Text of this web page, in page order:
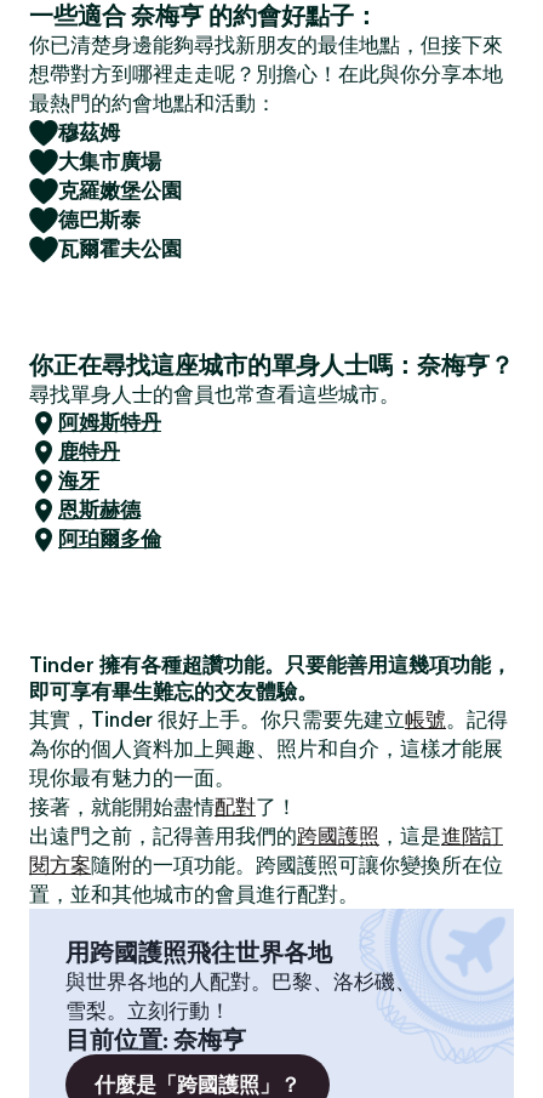
一些適合 奈梅亨 的約會好點子：
你已清楚身邊能夠尋找新朋友的最佳地點，但接下來
想帶對方到哪裡走走呢？別擔心！在此與你分享本地
最熱門的約會地點和活動：
穆茲姆
大集市廣場
克羅嫩堡公園
德巴斯泰
瓦爾霍夫公園
你正在尋找這座城市的單身人士嗎：奈梅亨？
尋找單身人士的會員也常查看這些城市。
阿姆斯特丹
鹿特丹
海牙
恩斯赫德
阿珀爾多倫
Tinder 擁有各種超讚功能。只要能善用這幾項功能，
即可享有畢生難忘的交友體驗。
其實，Tinder 很好上手。你只需要先建立帳號。記得
為你的個人資料加上興趣、照片和自介，這樣才能展
現你最有魅力的一面。
接著，就能開始盡情配對了！
出遠門之前，記得善用我們的跨國護照 ，這是進階訂
閱方案隨附的一項功能。跨國護照可讓你變換所在位
置，並和其他城市的會員進行配對。
用跨國護照飛往世界各地
與世界各地的人配對。巴黎、洛杉磯、
雪梨。立刻行動！
目前位置: 奈梅亨
什麼是「跨國護照」？